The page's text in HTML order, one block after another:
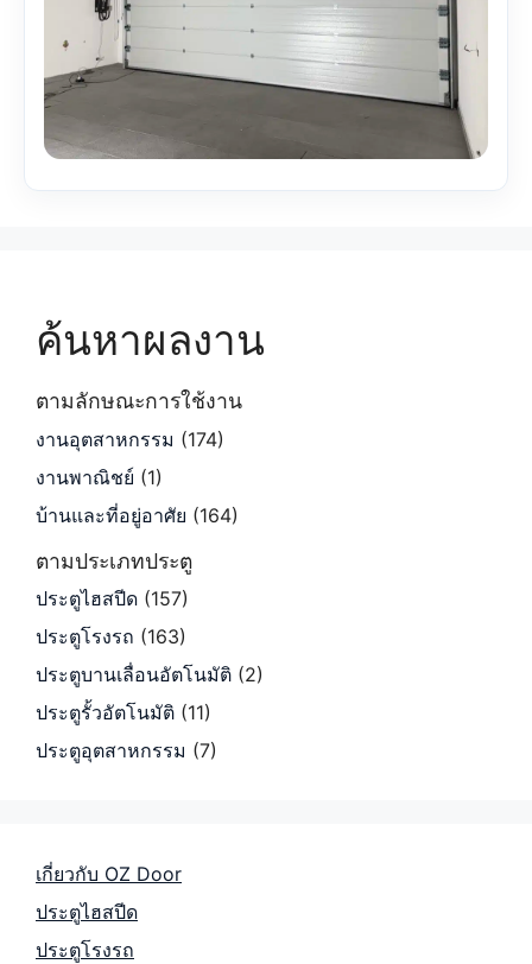
ค้นหาผลงาน
ตามลักษณะการใช้งาน
งานอุตสาหกรรม (174)
งานพาณิชย์ (1)
บ้านและที่อยู่อาศัย (164)
ตามประเภทประตู
ประตูไฮสปีด (157)
ประตูโรงรถ (163)
ประตูบานเลื่อนอัตโนมัติ (2)
ประตูรั้วอัตโนมัติ (11)
ประตูอุตสาหกรรม (7)
เกี่ยวกับ OZ Door
ประตูไฮสปีด
ประตูโรงรถ